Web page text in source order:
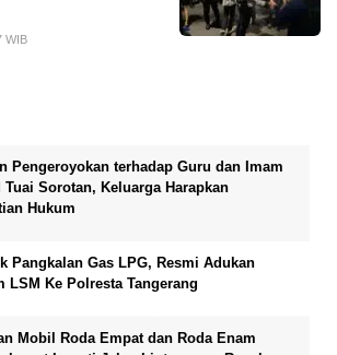
WIB
Pengeroyokan terhadap Guru dan Imam
Tuai Sorotan, Keluarga Harapkan
Hukum
Pangkalan Gas LPG, Resmi Adukan
LSM Ke Polresta Tangerang
Mobil Roda Empat dan Roda Enam